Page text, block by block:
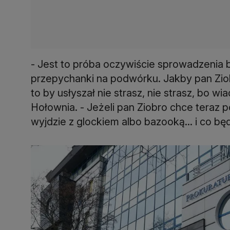
- Jest to próba oczywiście sprowadzenia
przepychanki na podwórku. Jakby pan
to by usłyszał nie strasz, nie strasz, bo
Hołownia. - Jeżeli pan Ziobro chce teraz
wyjdzie z glockiem albo bazooką... i co